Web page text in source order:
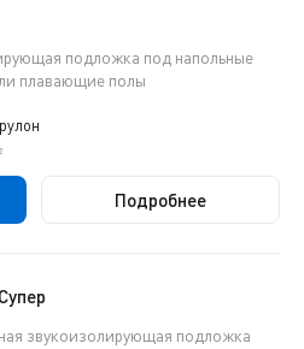
подложка под напольные
плавающие полы
Подробнее
звукоизолирующая подложка